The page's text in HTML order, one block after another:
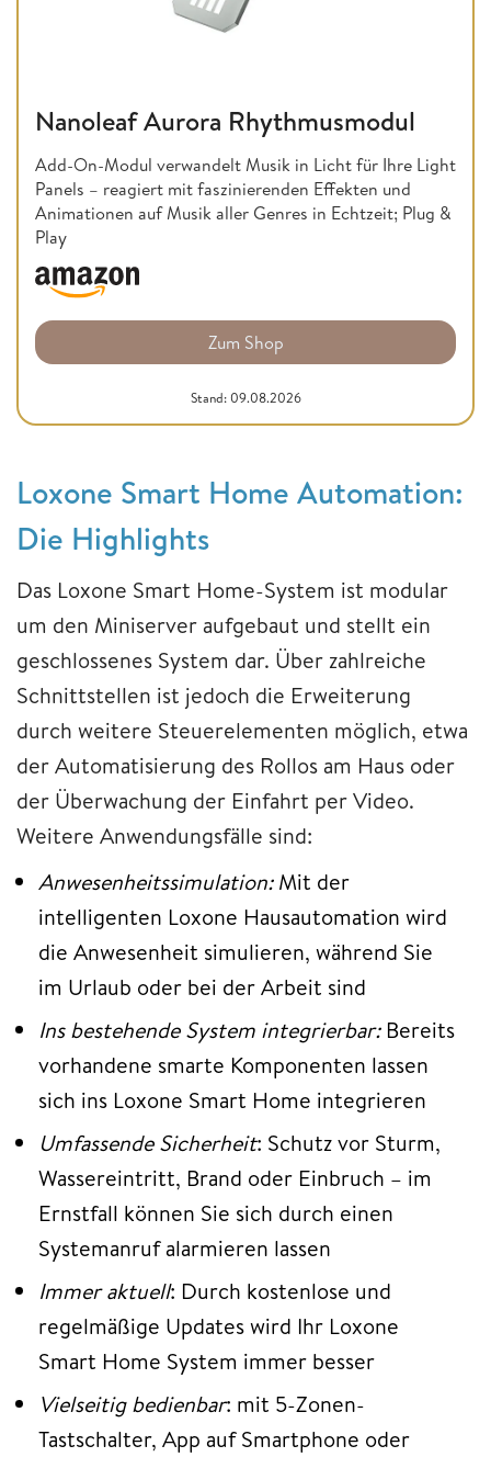
Nanoleaf Aurora Rhythmusmodul
Add-On-Modul verwandelt Musik in Licht für Ihre Light
Panels – reagiert mit faszinierenden Effekten und
Animationen auf Musik aller Genres in Echtzeit; Plug &
Play
Zum Shop
Stand: 09.08.2026
Loxone Smart Home Automation:
Die Highlights
Das Loxone Smart Home-System ist modular
um den Miniserver aufgebaut und stellt ein
geschlossenes System dar. Über zahlreiche
Schnittstellen ist jedoch die Erweiterung
durch weitere Steuerelementen möglich, etwa
der Automatisierung des Rollos am Haus oder
der Überwachung der Einfahrt per Video.
Weitere Anwendungsfälle sind:
Anwesenheitssimulation:Mit der
intelligenten Loxone Hausautomation wird
die Anwesenheit simulieren, während Sie
im Urlaub oder bei der Arbeit sind
Ins bestehende System integrierbar:Bereits
vorhandene smarte Komponenten lassen
sich ins Loxone Smart Home integrieren
Umfassende Sicherheit: Schutz vor Sturm,
Wassereintritt, Brand oder Einbruch – im
Ernstfall können Sie sich durch einen
Systemanruf alarmieren lassen
Immer aktuell: Durch kostenlose und
regelmäßige Updates wird Ihr Loxone
Smart Home System immer besser
Vielseitig bedienbar: mit 5-Zonen-
Tastschalter, App auf Smartphone oder